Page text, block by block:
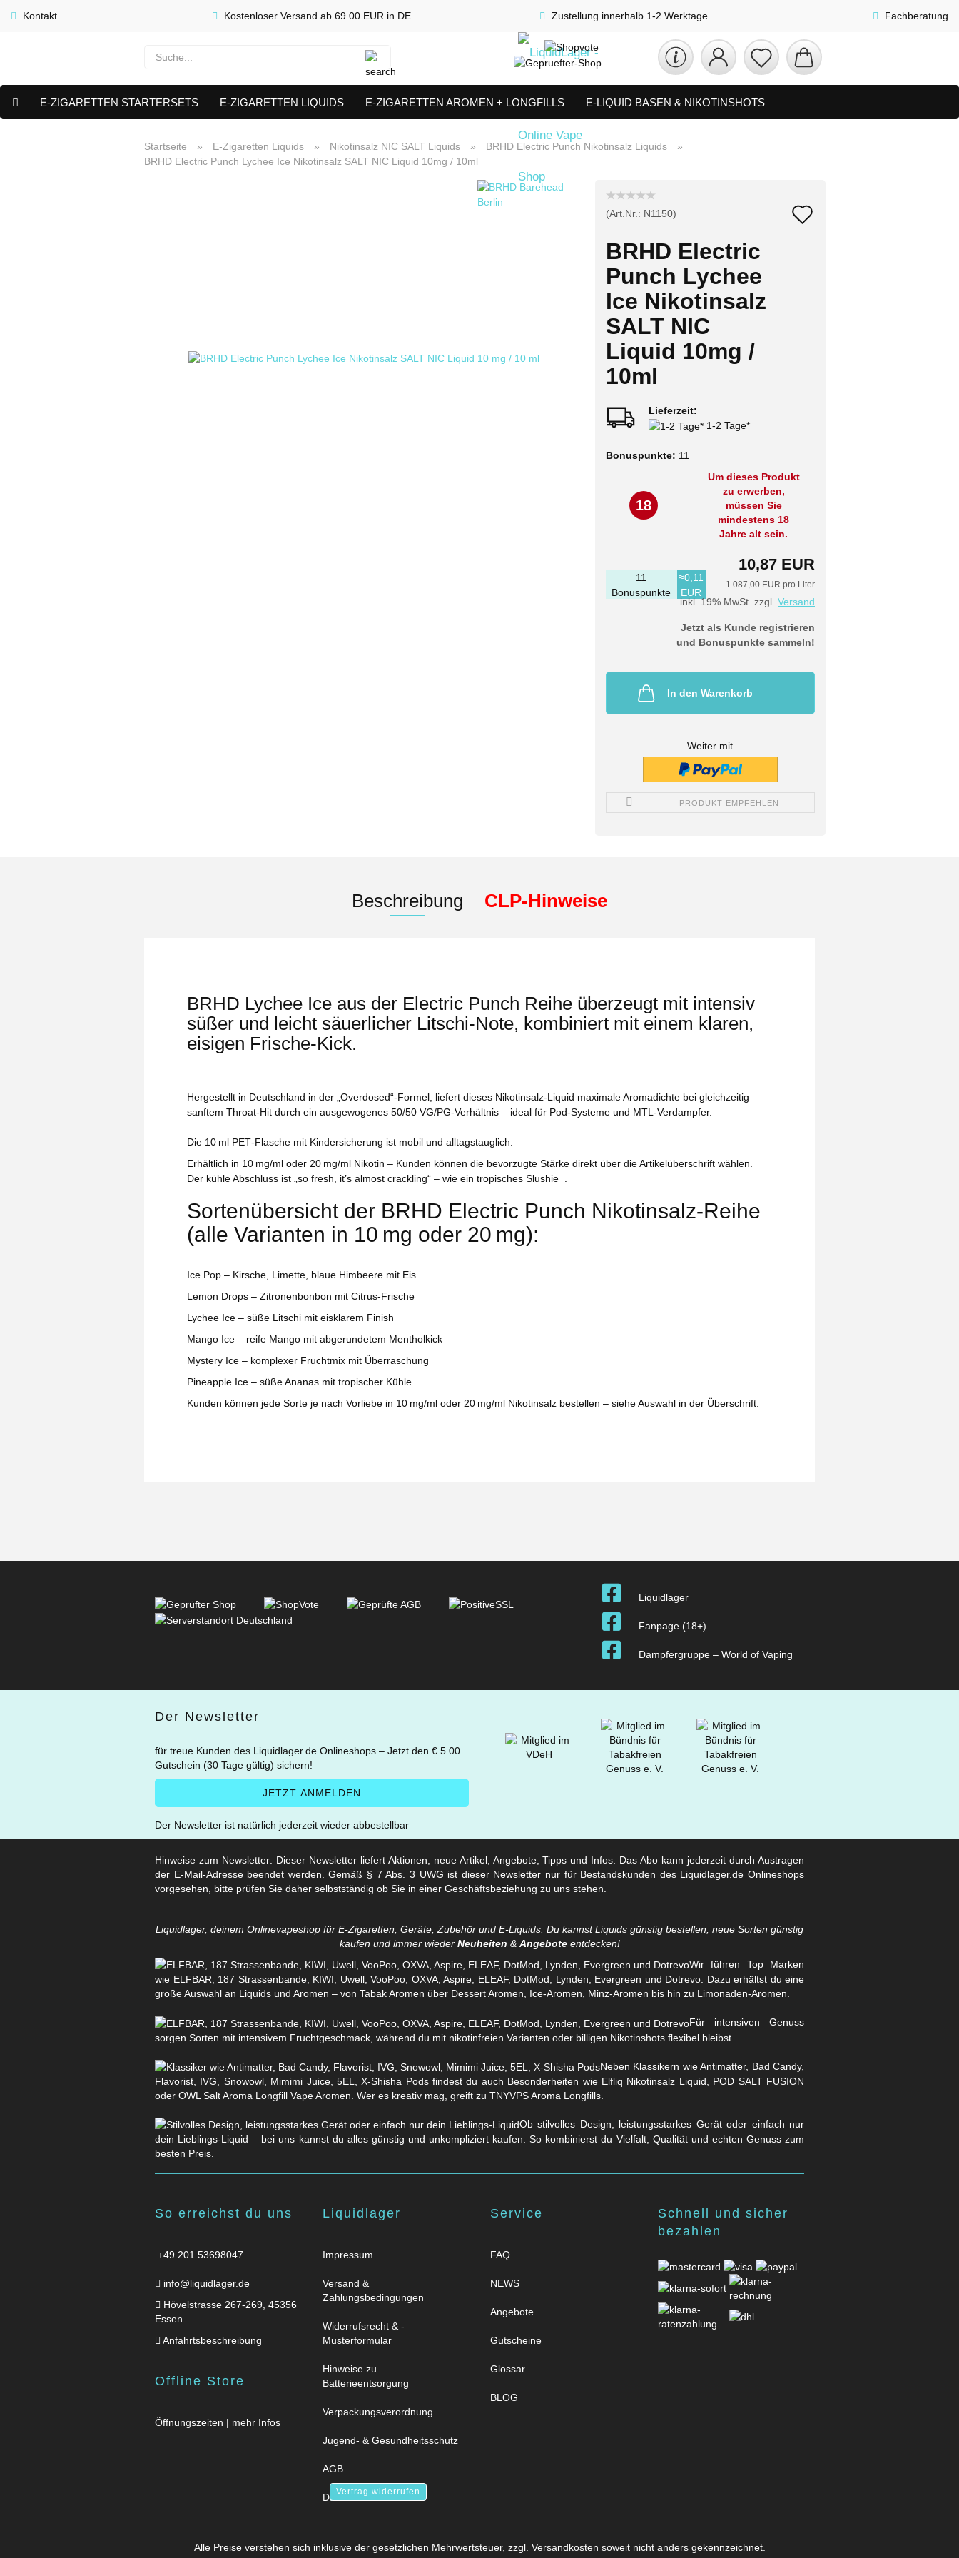
Kontakt Kostenloser Versand ab 69.00 EUR in DE Zustellung innerhalb 1-2 Werktage Fachberatung
E-ZIGARETTEN STARTERSETS E-ZIGARETTEN LIQUIDS E-ZIGARETTEN AROMEN + LONGFILLS E-LIQUID BASEN & NIKOTINSHOTS
VERDAMPFER & COILS AKKUTRÄGER & SETS
Startseite » E-Zigaretten Liquids » Nikotinsalz NIC SALT Liquids » BRHD Electric Punch Nikotinsalz Liquids
»
BRHD Electric Punch Lychee Ice Nikotinsalz SALT NIC Liquid 10mg / 10ml
(Art.Nr.: N1150)
BRHD Electric
Punch Lychee
Ice Nikotinsalz
SALT NIC
Liquid 10mg /
10ml
Lieferzeit:
1-2 Tage*
Bonuspunkte: 11
18
Um dieses Produkt
zu erwerben,
müssen Sie
mindestens 18
Jahre alt sein.
10,87 EUR
1.087,00 EUR pro Liter
inkl. 19% MwSt. zzgl. Versand
11
Bonuspunkte
≈0,11
EUR
Jetzt als Kunde registrieren
und Bonuspunkte sammeln!
In den Warenkorb
Weiter mit
PRODUKT EMPFEHLEN
Beschreibung CLP-Hinweise
BRHD Lychee Ice aus der Electric Punch Reihe überzeugt mit intensiv
süßer und leicht säuerlicher Litschi‑Note, kombiniert mit einem klaren,
eisigen Frische‑Kick.
Hergestellt in Deutschland in der „Overdosed“-Formel, liefert dieses Nikotinsalz‑Liquid maximale Aromadichte bei gleichzeitig
sanftem Throat‑Hit durch ein ausgewogenes 50/50 VG/PG‑Verhältnis – ideal für Pod‑Systeme und MTL‑Verdampfer.
Die 10 ml PET‑Flasche mit Kindersicherung ist mobil und alltagstauglich.
Erhältlich in 10 mg/ml oder 20 mg/ml Nikotin – Kunden können die bevorzugte Stärke direkt über die Artikelüberschrift wählen.
Der kühle Abschluss ist „so fresh, it’s almost crackling“ – wie ein tropisches Slushie
Sortenübersicht der BRHD Electric Punch Nikotinsalz‑Reihe
(alle Varianten in 10 mg oder 20 mg):
Ice Pop – Kirsche, Limette, blaue Himbeere mit Eis
Lemon Drops – Zitronenbonbon mit Citrus‑Frische
Lychee Ice – süße Litschi mit eisklarem Finish
Mango Ice – reife Mango mit abgerundetem Mentholkick
Mystery Ice – komplexer Fruchtmix mit Überraschung
Pineapple Ice – süße Ananas mit tropischer Kühle
Kunden können jede Sorte je nach Vorliebe in 10 mg/ml oder 20 mg/ml Nikotinsalz bestellen – siehe Auswahl in der Überschrift.
Liquidlager
Fanpage (18+)
Dampfergruppe – World of Vaping
Der Newsletter
für treue Kunden des Liquidlager.de Onlineshops – Jetzt den € 5.00
Gutschein (30 Tage gültig) sichern!
Der Newsletter ist natürlich jederzeit wieder abbestellbar
Hinweise zum Newsletter: Dieser Newsletter liefert Aktionen, neue Artikel, Angebote, Tipps und Infos. Das Abo kann jederzeit durch Austragen
der E-Mail-Adresse beendet werden. Gemäß § 7 Abs. 3 UWG ist dieser Newsletter nur für Bestandskunden des Liquidlager.de Onlineshops
vorgesehen, bitte prüfen Sie daher selbstständig ob Sie in einer Geschäftsbeziehung zu uns stehen.
Liquidlager, deinem Onlinevapeshop für E-Zigaretten, Geräte, Zubehör und E-Liquids. Du kannst Liquids günstig bestellen, neue Sorten günstig
kaufen und immer wieder Neuheiten & Angeboteentdecken!
Wir führen Top Marken
wie ELFBAR, 187 Strassenbande, KIWI, Uwell, VooPoo, OXVA, Aspire, ELEAF, DotMod, Lynden, Evergreen und Dotrevo. Dazu erhältst du eine
große Auswahl an Liquids und Aromen – von Tabak Aromen über Dessert Aromen, Ice-Aromen, Minz-Aromen bis hin zu Limonaden-Aromen.
Für intensiven Genuss
sorgen Sorten mit intensivem Fruchtgeschmack, während du mit nikotinfreien Varianten oder billigen Nikotinshots flexibel bleibst.
Neben Klassikern wie Antimatter, Bad Candy,
Flavorist, IVG, Snowowl, Mimimi Juice, 5EL, X-Shisha Pods findest du auch Besonderheiten wie Elfliq Nikotinsalz Liquid, POD SALT FUSION
oder OWL Salt Aroma Longfill Vape Aromen. Wer es kreativ mag, greift zu TNYVPS Aroma Longfills.
Ob stilvolles Design, leistungsstarkes Gerät oder einfach nur
dein Lieblings-Liquid – bei uns kannst du alles günstig und unkompliziert kaufen. So kombinierst du Vielfalt, Qualität und echten Genuss zum
besten Preis.
So erreichst du uns
+49 201 53698047
info@liquidlager.de
Hövelstrasse 267-269, 45356
Essen
Anfahrtsbeschreibung
Offline Store
Öffnungszeiten | mehr Infos
…
Liquidlager
Impressum
Versand &
Zahlungsbedingungen
Vertrag widerrufen
Widerrufsrecht & -
Musterformular
Hinweise zu
Batterieentsorgung
Verpackungsverordnung
Jugend- & Gesundheitsschutz
AGB
Datenschutz
Service
FAQ
NEWS
Angebote
Gutscheine
Glossar
BLOG
Schnell und sicher
bezahlen
Alle Preise verstehen sich inklusive der gesetzlichen Mehrwertsteuer, zzgl. Versandkosten soweit nicht anders gekennzeichnet.